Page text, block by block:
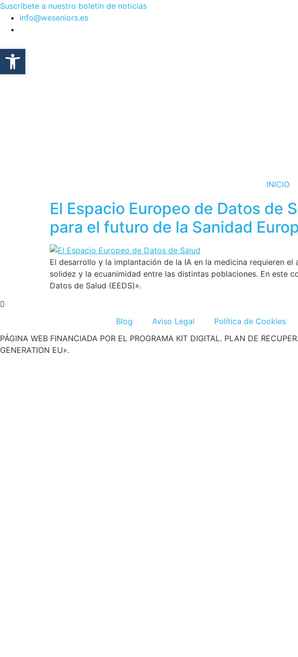
Ir
contenido
Suscríbete a nuestro boletín de noticias
info@weseniors.es
INICIO
El Espacio Europeo de Datos de
para el futuro de la Sanidad
El desarrollo y la implantación de la IA en la medicina requieren
solidez y la ecuanimidad entre las distintas poblaciones. En este
Datos de Salud (EEDS)».
Blog Aviso Legal Política de Cookies
PÁGINA WEB FINANCIADA POR EL PROGRAMA KIT DIGITAL. PLAN DE
GENERATION EU».
Abrir barra de herramientas